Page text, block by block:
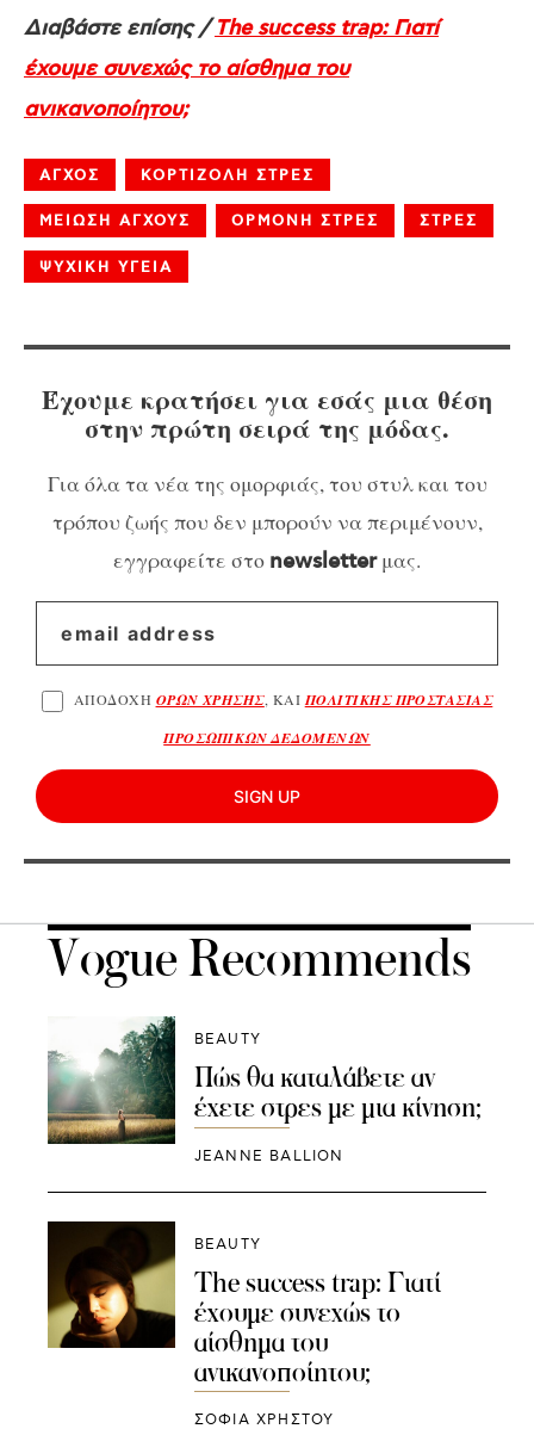
Διαβάστε επίσης /The success trap: Γιατί
έχουμε συνεχώς το αίσθημα του
ανικανοποίητου;
ΑΓΧΟΣ ΚΟΡΤΙΖΟΛΗ ΣΤΡΕΣ
ΜΕΙΩΣΗ ΑΓΧΟΥΣ ΟΡΜΟΝΗ ΣΤΡΕΣ ΣΤΡΕΣ
ΨΥΧΙΚΗ ΥΓΕΙΑ
Έχουμε κρατήσει για εσάς μια θέση
στην πρώτη σειρά της μόδας.
Για όλα τα νέα της ομορφιάς, του στυλ και του
τρόπου ζωής που δεν μπορούν να περιμένουν,
εγγραφείτε στο newsletterμας.
ΑΠΟΔΟΧΗ ΟΡΩΝ ΧΡΗΣΗΣ, ΚΑΙ ΠΟΛΙΤΙΚΗΣ ΠΡΟΣΤΑΣΙΑΣ
ΠΡΟΣΩΠΙΚΩΝ ΔΕΔΟΜΕΝΩΝ
SIGN UP
Vogue Recommends
BEAUTY
Πώς θα καταλάβετε αν
έχετε στρες με μια κίνηση;
JEANNE BALLION
BEAUTY
The success trap: Γιατί
έχουμε συνεχώς το
αίσθημα του
ανικανοποίητου;
ΣΟΦΙΑ ΧΡΗΣΤΟΥ